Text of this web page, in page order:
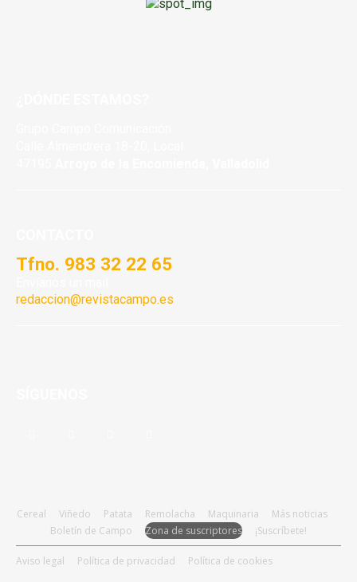
Tfno. 983 32 22 65
redaccion@revistacampo.es
Aviso legal Política de privacidad Política de cookies
Cereal Viñedo Patata Remolacha Maquinaria
Más noticias
Boletín de Campo
Zona de suscriptores ¡Suscríbete!